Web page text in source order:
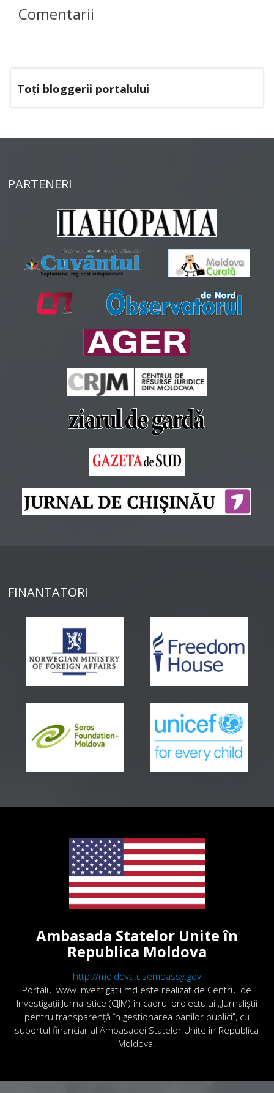
Comentarii
Toți bloggerii portalului
PARTENERI
FINANTATORI
Ambasada Statelor Unite în
Republica Moldova
http://moldova.usembassy.gov
Portalul www.investigatii.md este realizat de Centrul de
Investigații Jurnalistice (CIJM) în cadrul proiectului „Jurnaliștii
pentru transparență în gestionarea banilor publici”, cu
suportul financiar al Ambasadei Statelor Unite în Republica
Moldova.